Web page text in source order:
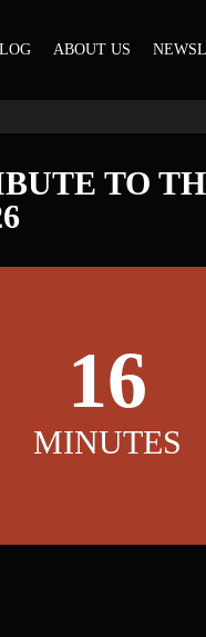
ABOUT US
TO
16
MINUTES